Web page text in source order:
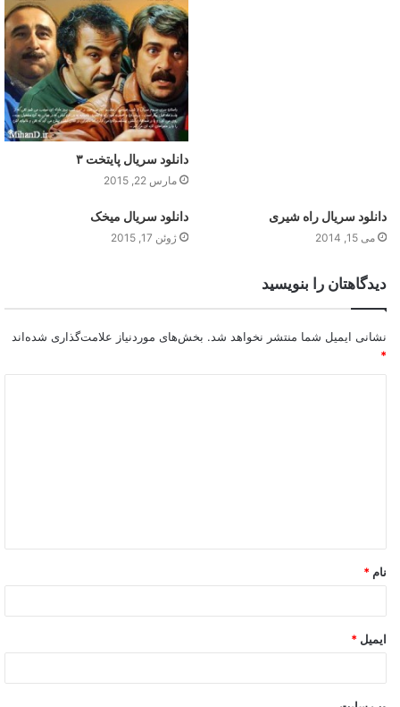
دانلود سریال پایتخت ۳
مارس 22, 2015
دانلود سریال راه شیری
می 15, 2014
دانلود سریال میخک
ژوئن 17, 2015
دیدگاهتان را بنویسید
نشانی ایمیل شما منتشر نخواهد شد. بخش‌های موردنیاز علامت‌گذاری شده‌اند
*
نام *
ایمیل *